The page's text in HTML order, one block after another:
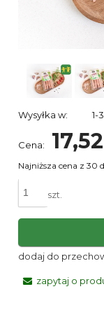
Wysyłka w: 1-
Cena:
Najniższa cena z 30
szt.
dodaj do
zapytaj o